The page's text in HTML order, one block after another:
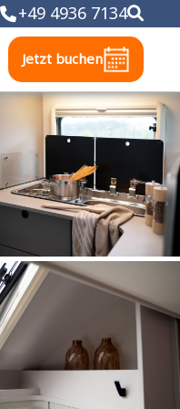
Jetzt buchen
+49 4936 7134